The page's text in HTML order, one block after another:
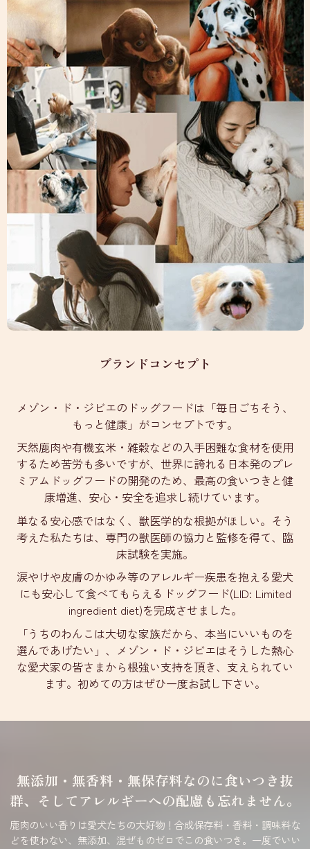
ブランドコンセプト
メゾン・ド・ジビエのドッグフードは「毎日ごちそう、
もっと健康」がコンセプトです。
天然鹿肉や有機玄米・雑穀などの入手困難な食材を使用
するため苦労も多いですが、世界に誇れる日本発のプレ
ミアムドッグフードの開発のため、最高の食いつきと健
康増進、安心・安全を追求し続けています。
単なる安心感ではなく、獣医学的な根拠がほしい。そう
考えた私たちは、専門の獣医師の協力と監修を得て、臨
床試験を実施。
涙やけや皮膚のかゆみ等のアレルギー疾患を抱える愛犬
にも安心して食べてもらえるドッグフード(LID: Limited
ingredient diet)を完成させました。
「うちのわんこは大切な家族だから、本当にいいものを
選んであげたい」、メゾン・ド・ジビエはそうした熱心
な愛犬家の皆さまから根強い支持を頂き、支えられてい
ます。初めての方はぜひ一度お試し下さい。
無添加・無香料・無保存料なのに食いつき抜
群、そしてアレルギーへの配慮も忘れません。
鹿肉のいい香りは愛犬たちの大好物！合成保存料・香料・調味料な
どを使わない、無添加、混ぜものゼロでこの食いつき。一度でいい